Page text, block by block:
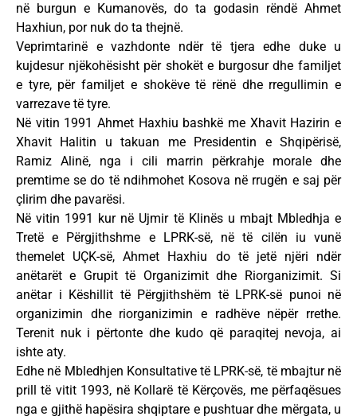
në burgun e Kumanovës, do ta godasin rëndë Ahmet
Haxhiun, por nuk do ta thejnë.
Veprimtarinë e vazhdonte ndër të tjera edhe duke u
kujdesur njëkohësisht për shokët e burgosur dhe familjet
e tyre, për familjet e shokëve të rënë dhe rregullimin e
varrezave të tyre.
Në vitin 1991 Ahmet Haxhiu bashkë me Xhavit Hazirin e
Xhavit Halitin u takuan me Presidentin e Shqipërisë,
Ramiz Alinë, nga i cili marrin përkrahje morale dhe
premtime se do të ndihmohet Kosova në rrugën e saj për
çlirim dhe pavarësi.
Në vitin 1991 kur në Ujmir të Klinës u mbajt Mbledhja e
Tretë e Përgjithshme e LPRK-së, në të cilën iu vunë
themelet UÇK-së, Ahmet Haxhiu do të jetë njëri ndër
anëtarët e Grupit të Organizimit dhe Riorganizimit. Si
anëtar i Këshillit të Përgjithshëm të LPRK-së punoi në
organizimin dhe riorganizimin e radhëve nëpër rrethe.
Terenit nuk i përtonte dhe kudo që paraqitej nevoja, ai
ishte aty.
Edhe në Mbledhjen Konsultative të LPRK-së, të mbajtur në
prill të vitit 1993, në Kollarë të Kërçovës, me përfaqësues
nga e gjithë hapësira shqiptare e pushtuar dhe mërgata, u